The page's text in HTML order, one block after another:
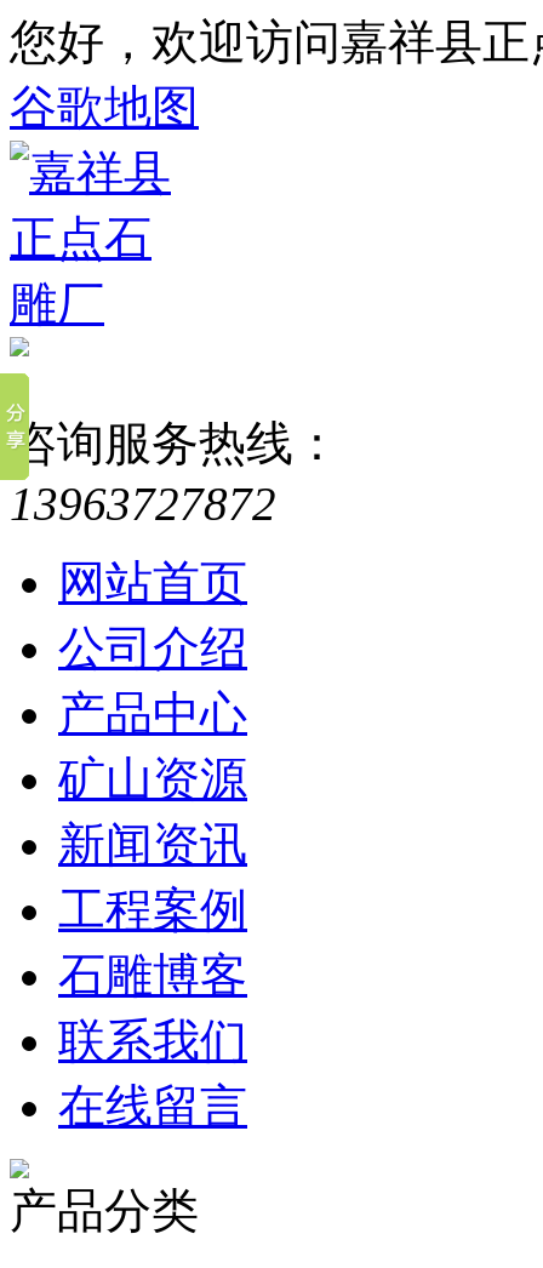
您好，欢迎访问嘉祥县
谷歌地图
咨询服务热线：
13963727872
网站首页
公司介绍
产品中心
矿山资源
新闻资讯
工程案例
石雕博客
联系我们
在线留言
产品分类